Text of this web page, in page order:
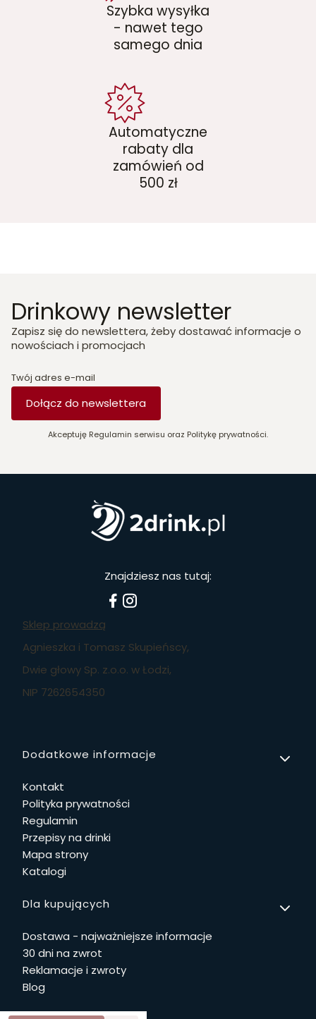
Szybka wysyłka
- nawet tego
samego dnia
Automatyczne
rabaty dla
zamówień od
500 zł
Drinkowy newsletter
Zapisz się do newslettera, żeby dostawać informacje o
nowościach i promocjach
Twój adres e-mail
Dołącz do newslettera
Akceptuję Regulamin serwisu oraz Politykę prywatności.
Znajdziesz nas tutaj:
Sklep prowadzą
Agnieszka i Tomasz Skupieńscy,
Dwie głowy Sp. z.o.o. w Łodzi,
NIP 7262654350
Linki w stopce
Dodatkowe informacje
Kontakt
Polityka prywatności
Regulamin
Przepisy na drinki
Mapa strony
Katalogi
Dla kupujących
Dostawa - najważniejsze informacje
30 dni na zwrot
Reklamacje i zwroty
Blog